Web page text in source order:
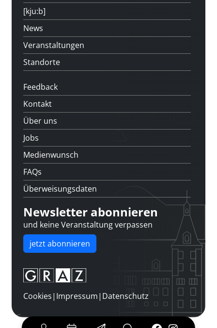
[kju:b]
News
Veranstaltungen
Standorte
Feedback
Kontakt
Über uns
Jobs
Medienwunsch
FAQs
Überweisungsdaten
Newsletter abonnieren
und keine Veranstaltung verpassen
jetzt abonnieren
Cookies| Impressum| Datenschutz